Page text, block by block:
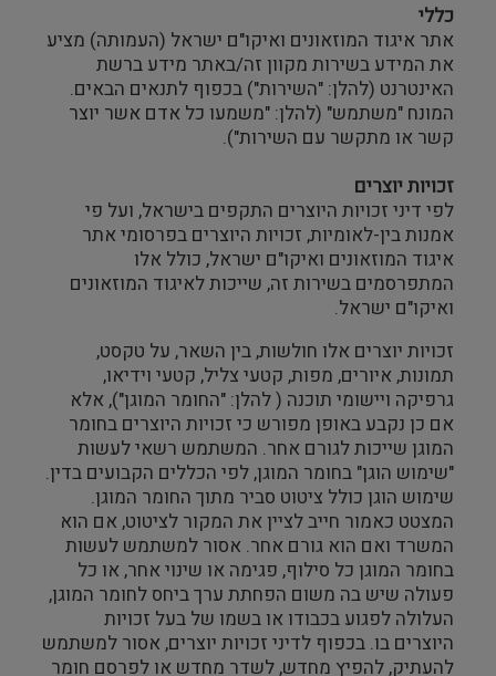
כללי
אתר איגוד המוזאונים ואיקו"ם ישראל (העמותה) מציע
את המידע בשירות מקוון זה/באתר מידע ברשת
האינטרנט (להלן: "השירות") בכפוף לתנאים הבאים.
המונח "משתמש" (להלן: "משמעו כל אדם אשר יוצר
קשר או מתקשר עם השירות").
זכויות יוצרים
לפי דיני זכויות היוצרים התקפים בישראל, ועל פי
אמנות בין-לאומיות, זכויות היוצרים בפרסומי אתר
איגוד המוזאונים ואיקו"ם ישראל, כולל אלו
המתפרסמים בשירות זה, שייכות לאיגוד המוזאונים
ואיקו"ם ישראל.
זכויות יוצרים אלו חולשות, בין השאר, על טקסט,
תמונות, איורים, מפות, קטעי צליל, קטעי וידיאו,
גרפיקה ויישומי תוכנה ( להלן: "החומר המוגן"), אלא
אם כן נקבע באופן מפורש כי זכויות היוצרים בחומר
המוגן שייכות לגורם אחר. המשתמש רשאי לעשות
"שימוש הוגן" בחומר המוגן, לפי הכללים הקבועים בדין.
שימוש הוגן כולל ציטוט סביר מתוך החומר המוגן.
המצטט כאמור חייב לציין את המקור לציטוט, אם הוא
המשרד ואם הוא גורם אחר. אסור למשתמש לעשות
בחומר המוגן כל סילוף, פגימה או שינוי אחר, או כל
פעולה שיש בה משום הפחתת ערך ביחס לחומר המוגן,
העלולה לפגוע בכבודו או בשמו של בעל זכויות
היוצרים בו. בכפוף לדיני זכויות יוצרים, אסור למשתמש
להעתיק, להפיץ מחדש, לשדר מחדש או לפרסם חומר